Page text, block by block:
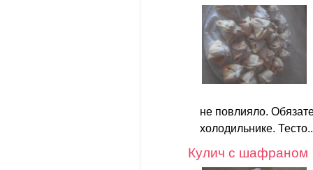
не повлияло.
холодильнике.
Кулич с шафраном